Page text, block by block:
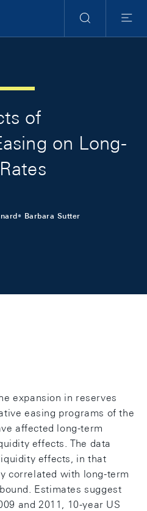
RechercheMenu
of
on Long-
Barbara Sutter
expansion in reserves
easing programs of the
affected long-term
effects. The data
effects, in that
correlated with long-term
Estimates suggest
and 2011, 10-year US